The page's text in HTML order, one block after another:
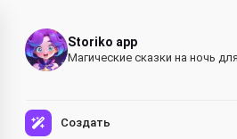
Storiko app
Магические сказки на ночь
Создать